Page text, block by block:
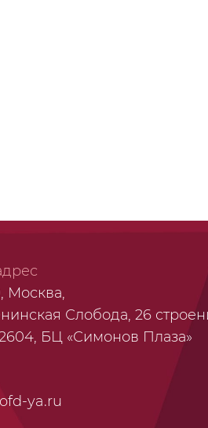
Москва,
Слобода, 26
БЦ «Симонов Плаза»
ya.ru